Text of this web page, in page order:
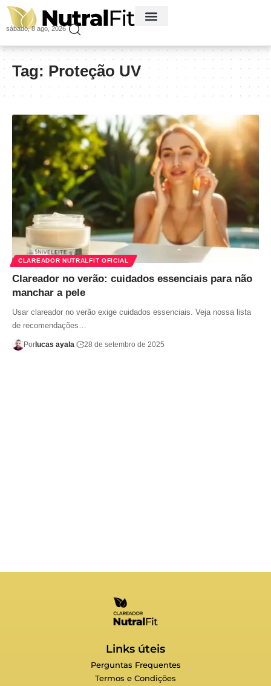
sábado, 8 ago, 2026
Tag: Proteção UV
CLAREADOR NUTRALFIT OFICIAL
Clareador no verão: cuidados essenciais para não
manchar a pele
Usar clareador no verão exige cuidados essenciais. Veja nossa lista
de recomendações…
Porlucas ayala 28 de setembro de 2025
Links úteis
Perguntas Frequentes
Termos e Condições